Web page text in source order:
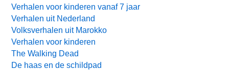
Verhalen voor kinderen vanaf 7 jaar
Verhalen uit Nederland
Volksverhalen uit Marokko
Verhalen voor kinderen
The Walking Dead
De haas en de schildpad